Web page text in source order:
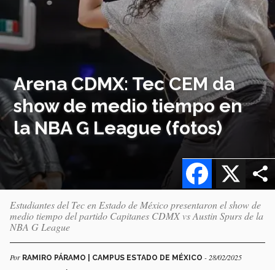
Arena CDMX: Tec CEM da
show de medio tiempo en
la NBA G League (fotos)
X
Facebook
Estudiantes del Tec en Estado de México presentaron el show de
medio tiempo del partido Capitanes CDMX vs Austin Spurs de la
NBA G League
Por RAMIRO PÁRAMO | CAMPUS ESTADO DE MÉXICO - 28/02/2025